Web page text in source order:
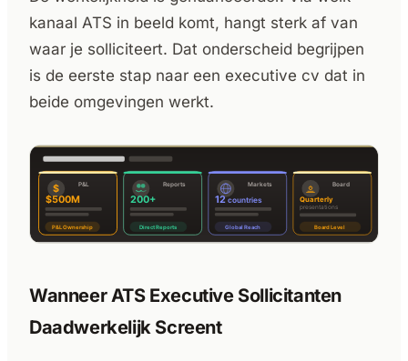
kanaal ATS in beeld komt, hangt sterk af van
waar je solliciteert. Dat onderscheid begrijpen
is de eerste stap naar een executive cv dat in
beide omgevingen werkt.
Wanneer ATS Executive Sollicitanten
Daadwerkelijk Screent